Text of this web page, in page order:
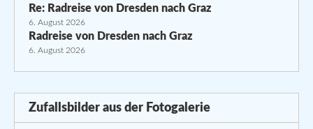
Re: Radreise von Dresden nach Graz
6. August 2026
Radreise von Dresden nach Graz
6. August 2026
Zufallsbilder aus der Fotogalerie